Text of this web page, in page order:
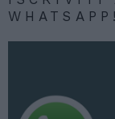
WHATSAPP!